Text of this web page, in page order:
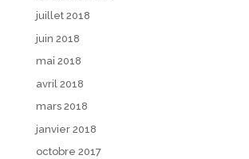
juillet 2018
juin 2018
mai 2018
avril 2018
mars 2018
janvier 2018
octobre 2017